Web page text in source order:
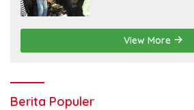
View More
Berita Populer